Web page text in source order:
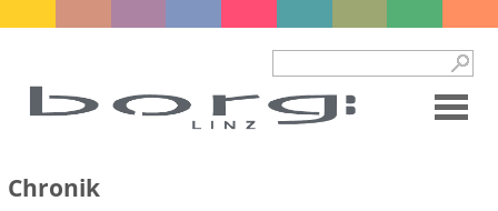
Chronik